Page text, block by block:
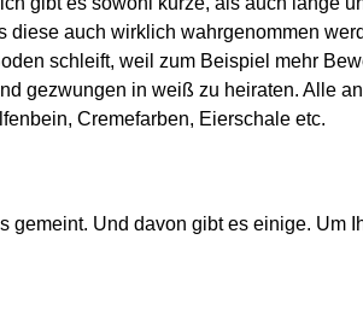
auch wirklich wahrgenommen
schleift, weil zum Beispiel mehr
gezwungen in weiß zu heiraten. Alle
Cremefarben, Eierschale etc.
gemeint. Und davon gibt es einige.